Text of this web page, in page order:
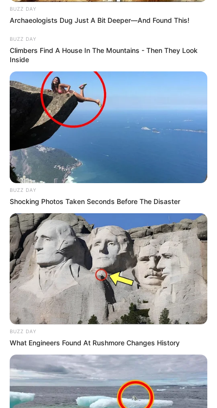
BUZZ DAY
Archaeologists Dug Just A Bit Deeper—And Found This!
BUZZ DAY
Climbers Find A House In The Mountains - Then They Look
Inside
BUZZ DAY
Shocking Photos Taken Seconds Before The Disaster
BUZZ DAY
What Engineers Found At Rushmore Changes History